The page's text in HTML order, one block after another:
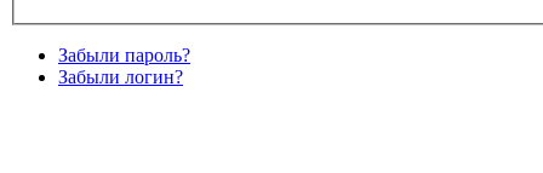
Забыли пароль?
Забыли логин?